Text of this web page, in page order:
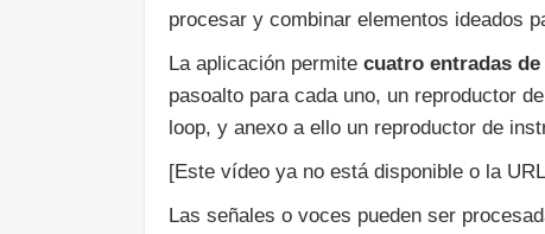
procesar y combinar elementos ideados
La aplicación permite cuatro entradas
pasoalto para cada uno, un reproductor
loop, y anexo a ello un reproductor de
[Este vídeo ya no está disponible o la
Las señales o voces pueden ser